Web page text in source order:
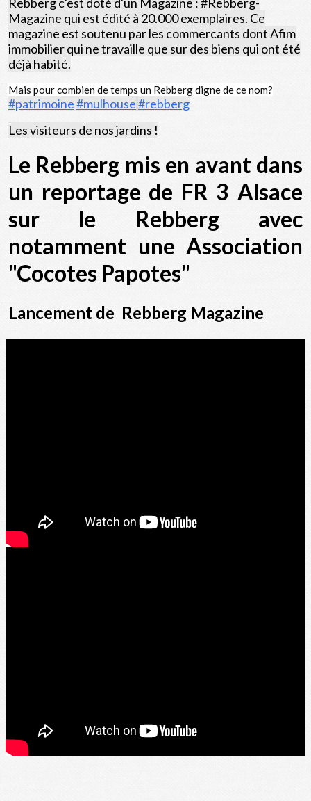
Magazine qui est édité à 20.000 exemplaires. Ce
magazine est soutenu par les commercants dont Afim
immobilier qui ne travaille que sur des biens qui ont été
déjà habité.
Mais pour combien de temps un Rebberg digne de ce nom?
#patrimoine#mulhouse#rebberg
Les visiteurs de nos jardins !
Le Rebberg mis en avant dans
un reportage de FR 3 Alsace
sur le Rebberg avec
notamment une Association
"Cocotes Papotes"
Lancement de Rebberg Magazine